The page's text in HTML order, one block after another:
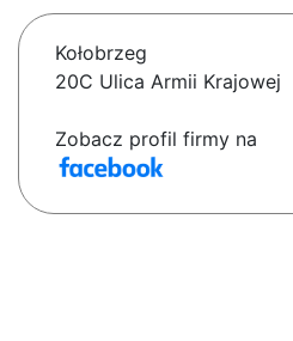
Kołobrzeg
20C Ulica Armii Krajowej
Zobacz profil firmy na